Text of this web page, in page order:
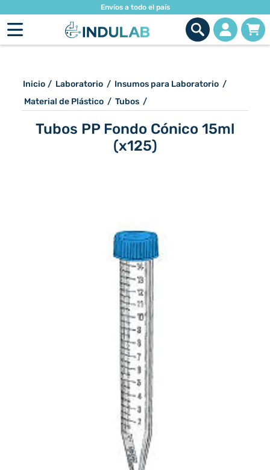
Envíos a todo el país
Inicio / Laboratorio / Insumos para Laboratorio /
Material de Plástico / Tubos /
Tubos PP Fondo Cónico 15ml
(x125)